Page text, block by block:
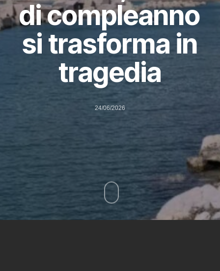
di compleanno
si trasforma in
tragedia
24/06/2026